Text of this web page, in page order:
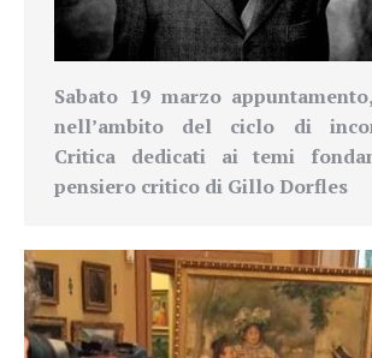
Sabato 19 marzo
nell’ambito del ciclo di
Critica dedicati ai temi
pensiero critico di Gillo Dorfles